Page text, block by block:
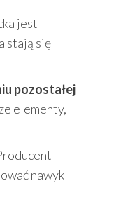
jest
stają się
pozostałej
elementy,
nawyk